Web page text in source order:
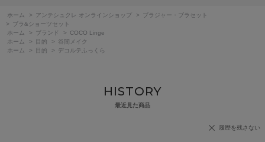
ホーム > アンテシュクレ オンラインショップ >
ブラジャー・ブラセット
>
ブラ&ショーツセット
ホーム
> ブランド >
COCO Linge
ホーム
> 目的 >
谷間メイク
ホーム
> 目的 > デコルテふっくら
HISTORY
最近見た商品
履歴を残さない